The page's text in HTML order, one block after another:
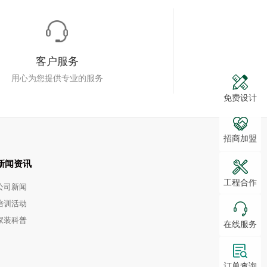
客户服务
用心为您提供专业的服务
闻资讯
司新闻
训活动
装科普
免费设计
招商加盟
工程合作
在线服务